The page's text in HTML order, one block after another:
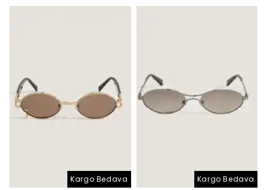
Kargo Bedava Kargo Bedava